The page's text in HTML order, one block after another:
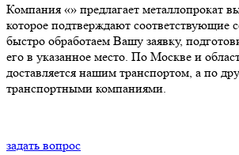
Компания «» предлагает металлопрокат
которое подтверждают
быстро обработаем Вашу заявку,
его в указанное место. По Москве и
доставляется нашим транспортом, а по
транспортными компаниями.
задать вопрос